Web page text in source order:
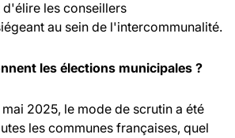
les conseillers
au sein de l'intercommunalité.
les élections municipales ?
2025, le mode de scrutin a été
les communes françaises, quel